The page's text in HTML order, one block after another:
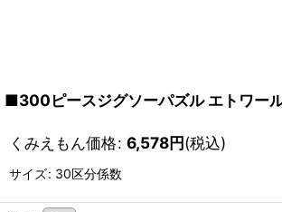
■300ピースジグソーパズル エトワー
くみえもん価格: 6,578円(税込)
サイズ: 30区分係数